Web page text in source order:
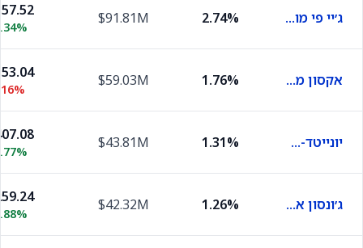
ג׳יי פי מורגן 2.74%
$91.81M
אקסון מובייל 1.76%
$59.03M
יונייטד-הלת'גרופ 1.31%
$43.81M
ג׳ונסון אנד ג׳ונסון 1.26%
$42.32M